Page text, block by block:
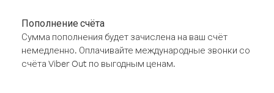
Пополнение счёта
Сумма пополнения будет зачислена на ваш счёт
немедленно. Оплачивайте международные звонки со
счёта Viber Out по выгодным ценам.